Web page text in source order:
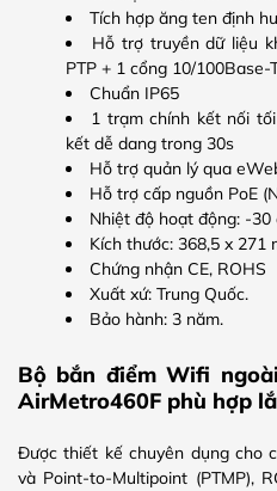
Tích hợp ăng ten định
Hỗ trợ truyền dữ liệu
PTP + 1 cổng 10/100Base-
Chuẩn IP65
1 trạm chính kết nối
kết dễ dang trong 30s
Hỗ trợ quản lý qua
Hỗ trợ cấp nguồn PoE
Nhiệt độ hoạt động: -30
Kích thước: 368,5 x 271
Chứng nhận CE, ROHS
Xuất xứ: Trung Quốc.
Bảo hành: 3 năm.
Bộ bắn điểm Wifi
AirMetro460F phù hợp
Được thiết kế chuyên dụng cho
và Point-to-Multipoint (PTMP),